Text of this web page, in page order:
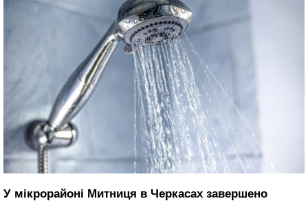
У мікрорайоні Митниця в Черкасах завершено